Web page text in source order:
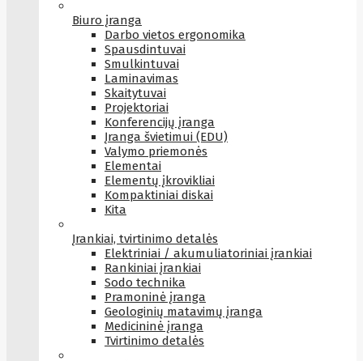
Biuro įranga
Darbo vietos ergonomika
Spausdintuvai
Smulkintuvai
Laminavimas
Skaitytuvai
Projektoriai
Konferencijų įranga
Įranga švietimui (EDU)
Valymo priemonės
Elementai
Elementų įkrovikliai
Kompaktiniai diskai
Kita
Įrankiai, tvirtinimo detalės
Elektriniai / akumuliatoriniai įrankiai
Rankiniai įrankiai
Sodo technika
Pramoninė įranga
Geologinių matavimų įranga
Medicininė įranga
Tvirtinimo detalės